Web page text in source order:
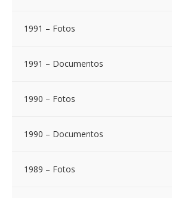
1991 – Fotos
1991 – Documentos
1990 – Fotos
1990 – Documentos
1989 – Fotos